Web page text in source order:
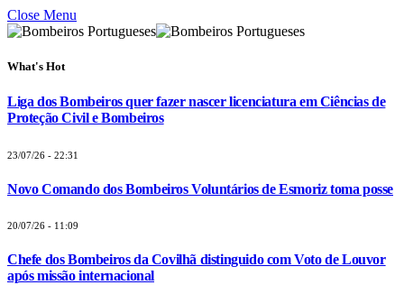
Close Menu
What's Hot
Liga dos Bombeiros quer fazer nascer licenciatura em Ciências de
Proteção Civil e Bombeiros
23/07/26 - 22:31
Novo Comando dos Bombeiros Voluntários de Esmoriz toma posse
20/07/26 - 11:09
Chefe dos Bombeiros da Covilhã distinguido com Voto de Louvor
após missão internacional